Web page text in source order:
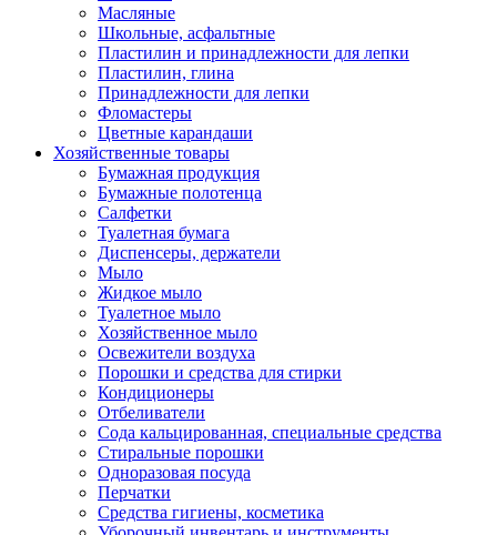
Масляные
Школьные, асфальтные
Пластилин и принадлежности для лепки
Пластилин, глина
Принадлежности для лепки
Фломастеры
Цветные карандаши
Хозяйственные товары
Бумажная продукция
Бумажные полотенца
Салфетки
Туалетная бумага
Диспенсеры, держатели
Мыло
Жидкое мыло
Туалетное мыло
Хозяйственное мыло
Освежители воздуха
Порошки и средства для стирки
Кондиционеры
Отбеливатели
Сода кальцированная, специальные средства
Стиральные порошки
Одноразовая посуда
Перчатки
Средства гигиены, косметика